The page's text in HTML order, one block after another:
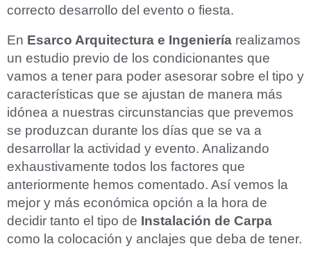
correcto desarrollo del evento o fiesta.
En Esarco Arquitectura e Ingeniería realizamos
un estudio previo de los condicionantes que
vamos a tener para poder asesorar sobre el tipo y
características que se ajustan de manera más
idónea a nuestras circunstancias que prevemos
se produzcan durante los días que se va a
desarrollar la actividad y evento. Analizando
exhaustivamente todos los factores que
anteriormente hemos comentado. Así vemos la
mejor y más económica opción a la hora de
decidir tanto el tipo de Instalación de Carpa
como la colocación y anclajes que deba de tener.